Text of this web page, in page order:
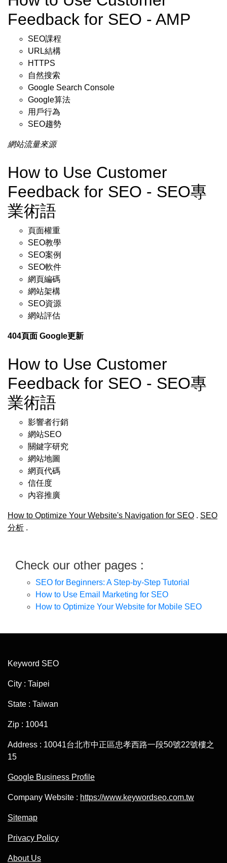
Feedback for SEO - AMP
SEO課程
URL結構
HTTPS
自然搜索
Google Search Console
Google算法
用戶行為
SEO趨勢
網站流量來源
How to Use Customer
Feedback for SEO - SEO專
業術語
頁面權重
SEO教學
SEO案例
SEO軟件
網頁編碼
網站架構
SEO資源
網站評估
404頁面 Google更新
How to Use Customer
Feedback for SEO - SEO專
業術語
影響者行銷
網站SEO
關鍵字研究
網站地圖
網頁代碼
信任度
內容推廣
How to Optimize Your Website's Navigation for SEO . SEO
分析 .
Check our other pages :
SEO for Beginners: A Step-by-Step Tutorial
How to Use Email Marketing for SEO
How to Optimize Your Website for Mobile SEO
Keyword SEO
City : Taipei
State : Taiwan
Zip : 10041
Address : 10041台北市中正區忠孝西路一段50號22號樓之
15
Google Business Profile
Company Website : https://www.keywordseo.com.tw
Sitemap
Privacy Policy
About Us